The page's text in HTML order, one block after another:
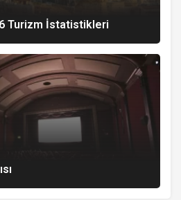
Turizm İstatistikleri